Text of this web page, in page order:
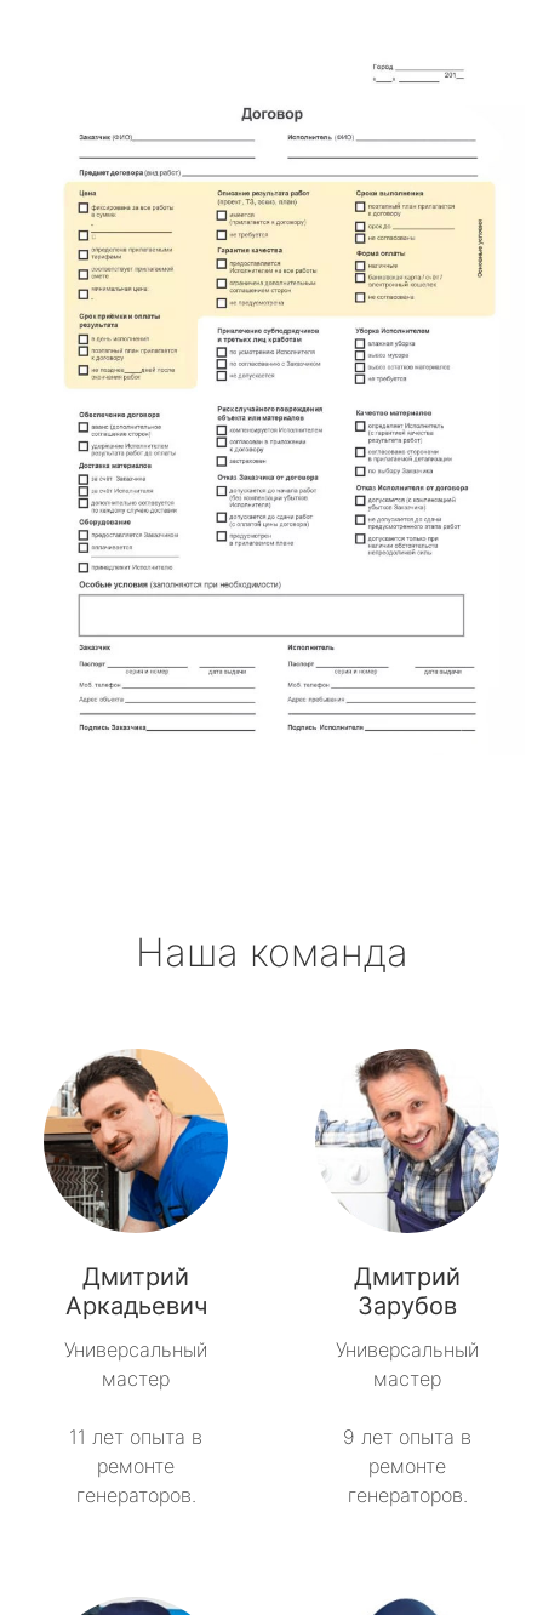
Наша команда
Дмитрий
Аркадьевич
Универсальный
мастер
11 лет опыта в
ремонте
генераторов.
Дмитрий
Зарубов
Универсальный
мастер
9 лет опыта в
ремонте
генераторов.